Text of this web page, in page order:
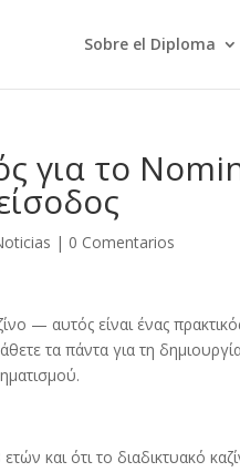
Sobre el Diploma
για το
| 0 Comentarios
— αυτός είναι ένας
τα πάντα για τη
.
ετών και ότι το διαδικτυακό